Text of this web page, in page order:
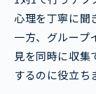
心理を丁寧に聞
一方、グループ
見を同時に収集
するのに役立ち